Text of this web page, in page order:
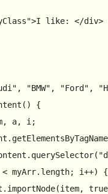
>I like: </div>
, "BMW" , "Ford" ,
( ) {
a, i;
. getElementsByTagName
. querySelector(
myArr. length; i++) {
. importNode(item, true